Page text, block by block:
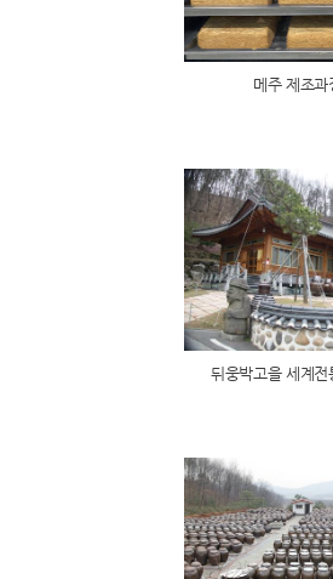
메주 제조
뒤웅박고을 세계